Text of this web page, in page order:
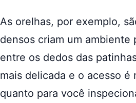
As orelhas, por exemplo,
densos criam um
entre os dedos das
mais delicada e o acesso
quanto para você